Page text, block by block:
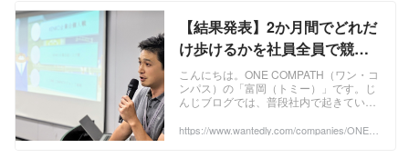
【結果発表】2か月間でどれだ
け歩けるかを社員全員で競っ
てみたら、とんでもないとこ
ろまで行ちゃったって話。 | じ
んじブログ
こんにちは。ONE COMPATH（ワン・コ
ンパス）の「富岡（トミー）」です。じ
んじブログでは、普段社内で起きている
ONE COMPATHの雰囲気を少しでも皆さ
https://www.wantedly.com/companies/ONEC